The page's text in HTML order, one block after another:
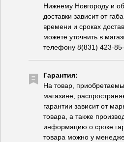
Нижнему Новгороду и
доставки зависит от
времени и сроках
можете уточнить в
телефону 8(831) 423-
Гарантия:
На товар,
магазине,
гарантии зависит от
товара, а также
информацию о сроке
товара можно у